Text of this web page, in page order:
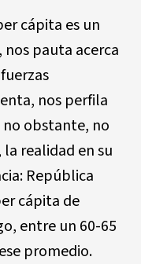
cápita es un
pauta acerca
nos perfila
no obstante, no
realidad en su
República
cápita de
entre un 60-65
promedio.